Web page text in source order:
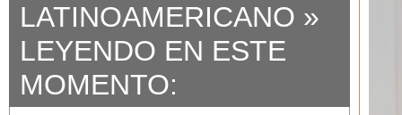
LATINOAMERICANO »
LEYENDO EN ESTE
MOMENTO: